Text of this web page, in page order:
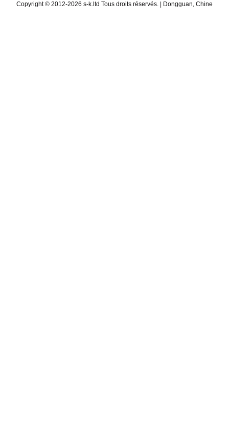
Copyright © 2012-2026 s-k.ltd Tous droits réservés. | Dongguan, Chine